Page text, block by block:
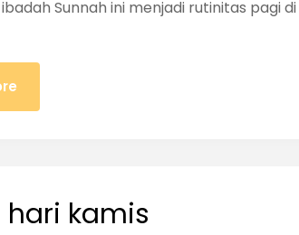
Sunnah ini menjadi rutinitas pagi di
kamis